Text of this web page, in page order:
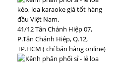
41/12 Tân Chánh Hiệp 07,
P.Tân Chánh Hiệp, Q.12,
TP.HCM ( chỉ bán hàng online)